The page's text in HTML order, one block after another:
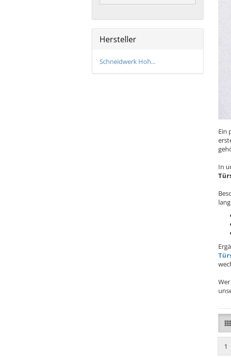
Ein
In
1
Hersteller
Schneidwerk Hoh...